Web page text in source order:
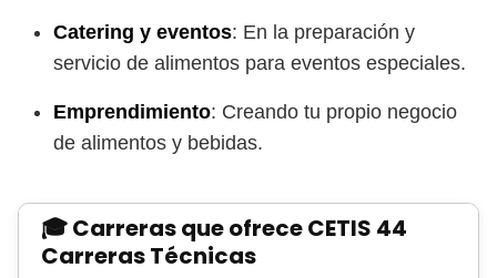
Catering y eventos: En la preparación y
servicio de alimentos para eventos especiales.
Emprendimiento: Creando tu propio negocio
de alimentos y bebidas.
🎓 Carreras que ofrece CETIS 44
Carreras Técnicas